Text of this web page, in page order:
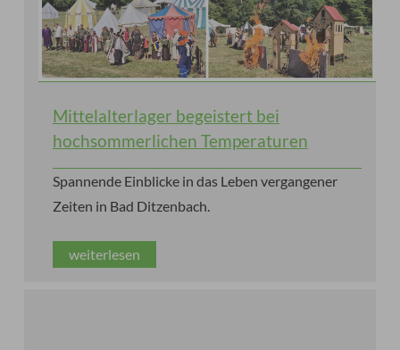
Mittelalterlager begeistert bei
hochsommerlichen Temperaturen
Spannende Einblicke in das Leben vergangener
Zeiten in Bad Ditzenbach.
weiterlesen